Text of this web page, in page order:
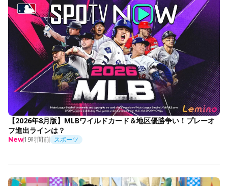
【2026年8月版】MLBワイルドカード＆地区優勝争い！プレーオ
フ進出ラインは？
New19時間前 スポーツ